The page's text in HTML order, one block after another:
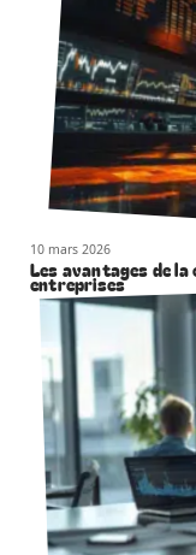
10 mars 2026
Les avantages de
entreprises